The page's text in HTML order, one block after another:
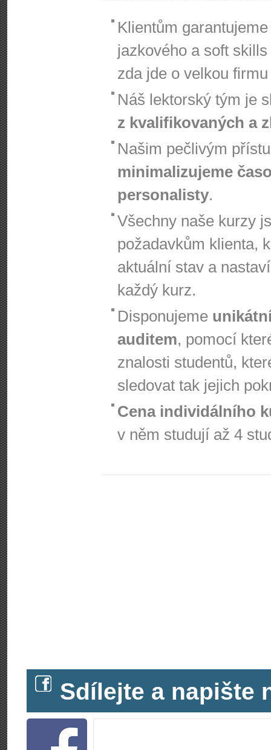
Klientům
jazkového a soft
zda jde o velkou
Náš lektorský tým je
z kvalifikovaných a
Našim pečlivým
minimalizujeme
personalisty.
Všechny naše kurzy
požadavkům klienta,
aktuální stav a
každý kurz.
Disponujeme
auditem, pomocí
znalosti studentů,
sledovat tak jejich
Cena individálního
v něm studují až 4
Sdílejte a napište